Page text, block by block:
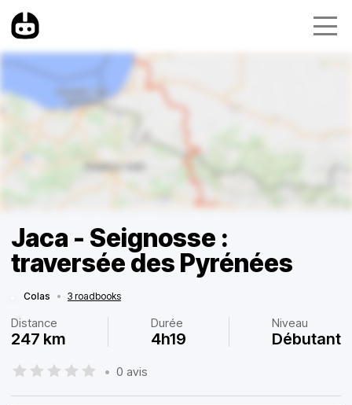
Jaca - Seignosse :
traversée des Pyrénées
Colas • 3 roadbooks
Distance
247 km
Durée
4h19
Niveau
Débutant
• 0 avis